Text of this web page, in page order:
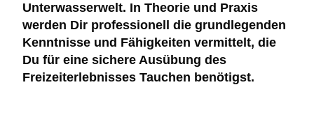
Unterwasserwelt. In Theorie und Praxis
werden Dir professionell die grundlegenden
Kenntnisse und Fähigkeiten vermittelt, die
Du für eine sichere Ausübung des
Freizeiterlebnisses Tauchen benötigst.